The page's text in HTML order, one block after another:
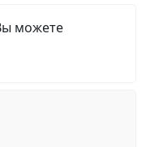
можете